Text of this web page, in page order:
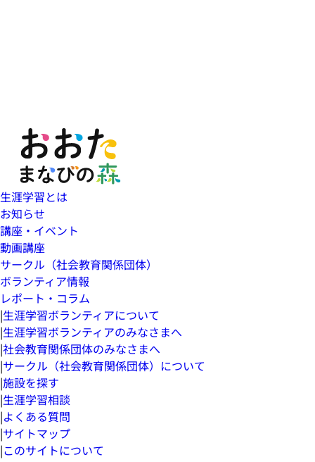
生涯学習とは
お知らせ
講座・イベント
動画講座
サークル（社会教育関係団体）
ボランティア情報
レポート・コラム
|生涯学習ボランティアについて
|生涯学習ボランティアのみなさまへ
|社会教育関係団体のみなさまへ
|サークル（社会教育関係団体）について
|施設を探す
|生涯学習相談
|よくある質問
|サイトマップ
|このサイトについて